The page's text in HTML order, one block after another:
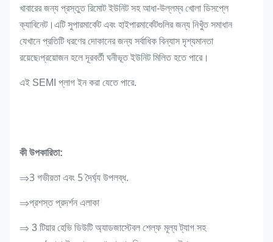
খাবারের জন্য প্রস্তুত রিমোট ইউনিট সহ আধা-উল্লম্ব খোলা ডিসপ্লে
ক্যাবিনেট।এটি সুপারমার্কেট এবং হাইপারমার্কেটগুলির জন্য নিখুঁত সমাধান
যেখানে প্রতিটি ধরণের দোকানের জন্য সর্বাধিক বিন্যাস দৃশ্যমানতা
রয়েছে৷প্রয়োজন হলে দূরবর্তী ঘনীভূত ইউনিট মিলিত হতে পারে।
এই SEMI প্লাগ ইন করা যেতে পারে.
কী উপকারিতা:
⇒3 গভীরতা এবং 5 দৈর্ঘ্য উপলব্ধ.
⇒প্রশস্ত প্রদর্শন এলাকা
⇒ 3 টিয়ার হেভি ডিউটি ​​অ্যাডজাস্টেবল শেল্ফ মূল্য ট্যাগ সহ